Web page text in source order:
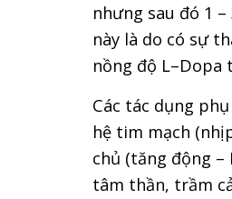
nhưng sau đó 1
này là do có sự
nồng độ
Các tác dụng
hệ tim mạch
chủ (tăng động –
tâm thần, trầm